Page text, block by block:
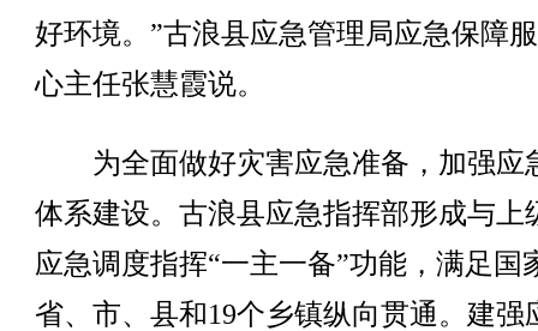
好环境。”古浪县应急管理局应急保障
心主任张慧霞说。
为全面做好灾害应急准备，加强应
体系建设。古浪县应急指挥部形成与上
应急调度指挥“一主一备”功能，满足国
省、市、县和19个乡镇纵向贯通。建强